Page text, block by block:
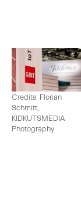
Credits: Florian
Schmitt,
KIDKUTSMEDIA
Photography